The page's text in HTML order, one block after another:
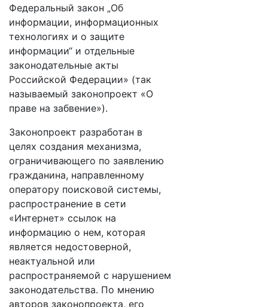
Федеральный закон „Об
информации, информационных
технологиях и о защите
информации“ и отдельные
законодательные акты
Российской Федерации» (так
называемый законопроект «О
праве на забвение»).
Законопроект разработан в
целях создания механизма,
ограничивающего по заявлению
гражданина, направленному
оператору поисковой системы,
распространение в сети
«Интернет» ссылок на
информацию о нем, которая
является недостоверной,
неактуальной или
распространяемой с нарушением
законодательства. По мнению
авторов законопроекта, его